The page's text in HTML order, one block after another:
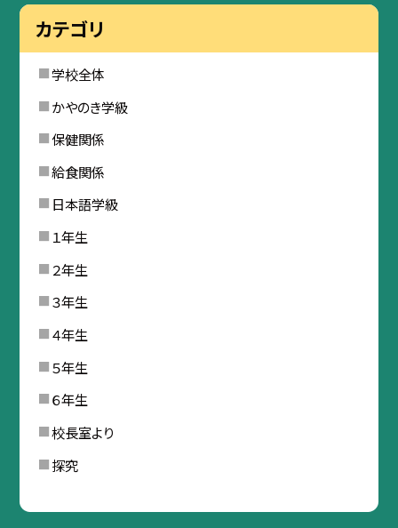
カテゴリ
学校全体
かやのき学級
保健関係
給食関係
日本語学級
１年生
２年生
３年生
４年生
５年生
６年生
校長室より
探究